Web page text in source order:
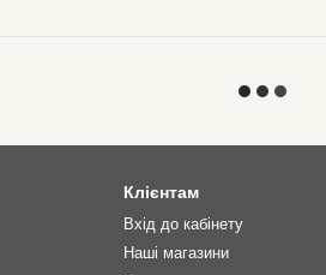
Клієнтам
Вхід до кабінету
Наші магазини